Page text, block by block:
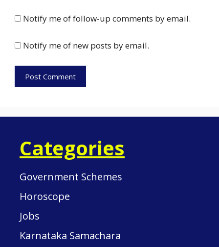
Notify me of follow-up comments by email.
Notify me of new posts by email.
Categories
Government Schemes
Horoscope
Jobs
Karnataka Samachara